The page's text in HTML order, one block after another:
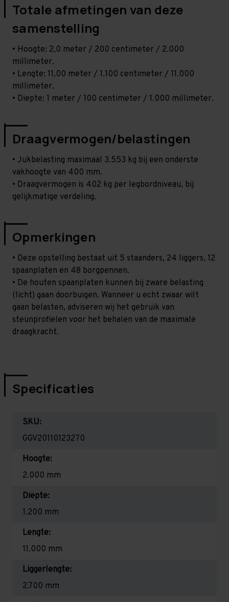
Totale afmetingen van deze
samenstelling
• Hoogte: 2,0 meter / 200 centimeter / 2.000
millimeter.
• Lengte: 11,00 meter / 1.100 centimeter / 11.000
millimeter.
• Diepte: 1 meter / 100 centimeter / 1.000 millimeter.
Draagvermogen/belastingen
• Jukbelasting maximaal 3.553 kg bij een onderste
vakhoogte van 400 mm.
• Draagvermogen is 402 kg per legbordniveau, bij
gelijkmatige verdeling.
Opmerkingen
• Deze opstelling bestaat uit 5 staanders, 24 liggers, 12
spaanplaten en 48 borgpennen.
• De houten spaanplaten kunnen bij zware belasting
(licht) gaan doorbuigen. Wanneer u echt zwaar wilt
gaan belasten, adviseren wij het gebruik van
steunprofielen voor het behalen van de maximale
draagkracht.
Specificaties
SKU:
GGV20110123270
Hoogte:
2.000 mm
Diepte:
1.200 mm
Lengte:
11.000 mm
Liggerlengte:
2.700 mm